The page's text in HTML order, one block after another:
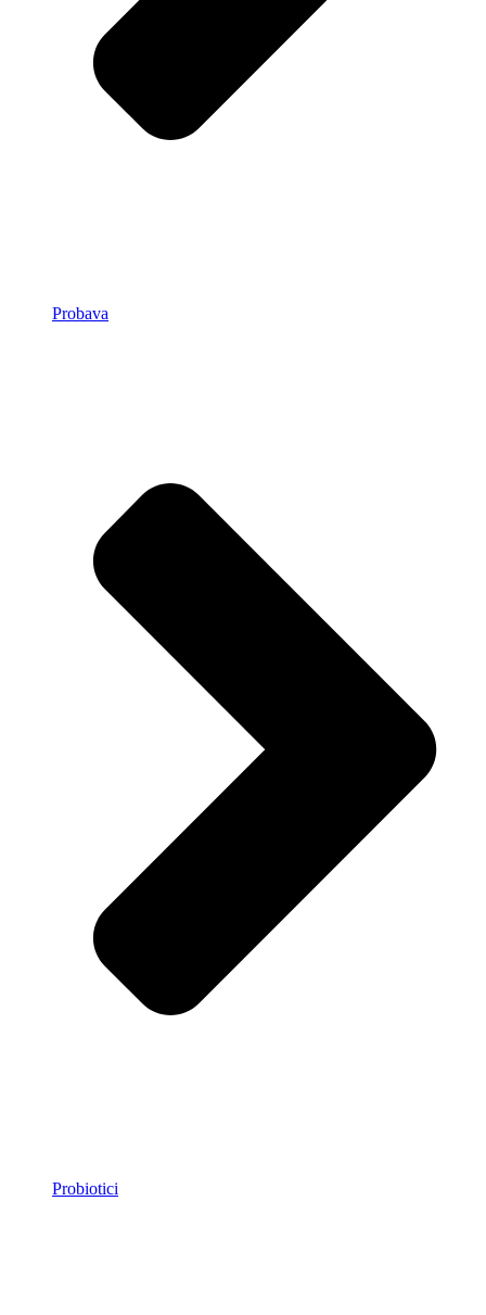
Probava
Probiotici